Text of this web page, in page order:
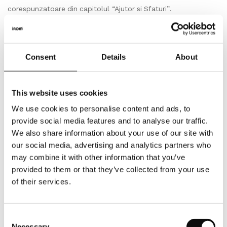
Consent Details About
This website uses cookies
We use cookies to personalise content and ads, to
provide social media features and to analyse our traffic.
We also share information about your use of our site with
our social media, advertising and analytics partners who
may combine it with other information that you’ve
provided to them or that they’ve collected from your use
of their services.
corespunzatoare din capitolul “Ajutor si Sfaturi”.
Ambalare,livrare
Produs si impachetat la bucata, (m2/buc) conform
respectiv achizitiona, va insemna un numar intreg de bucati/
nr. de m2(metri patrati).
Depozitare
Depozitati cu atentie produsele pe o suprafata plana in
asteptarea intalarii. Lasati-le in asteptare timp de cel putin 24
de ore pentru a se aclimatiza, daca este cazul.
Verificati intotdeauna produsul livrat inainte de a incepe